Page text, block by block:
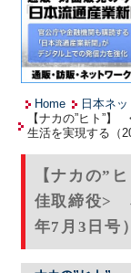
Home 日本ネ
【ナカの”ヒト”
生活を実現する（
【ナカの”
佳取締役>
年7月3日号）